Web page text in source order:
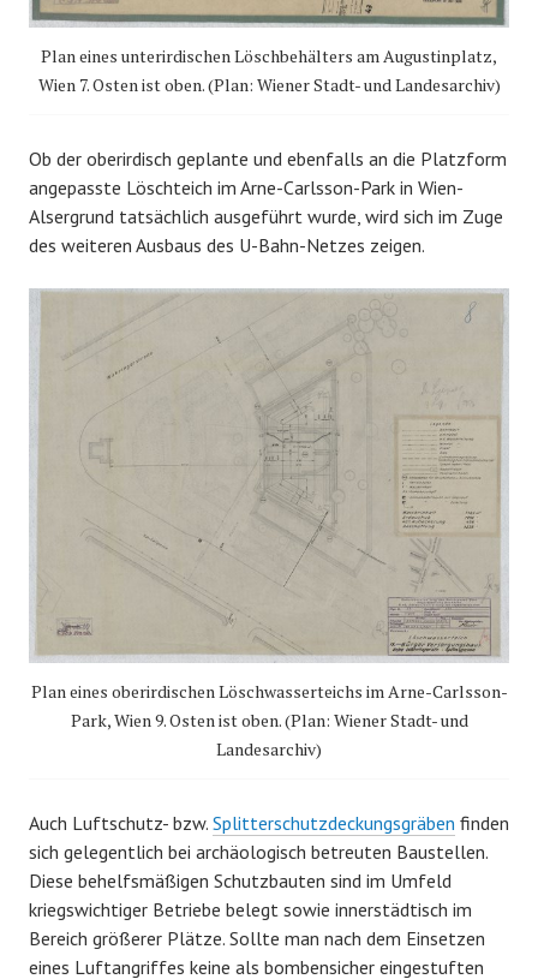
Plan eines unterirdischen Löschbehälters am Augustinplatz,
Wien 7. Osten ist oben. (Plan: Wiener Stadt- und Landesarchiv)
Ob der oberirdisch geplante und ebenfalls an die Platzform
angepasste Löschteich im Arne-Carlsson-Park in Wien-
Alsergrund tatsächlich ausgeführt wurde, wird sich im Zuge
des weiteren Ausbaus des U-Bahn-Netzes zeigen.
Plan eines oberirdischen Löschwasserteichs im Arne-Carlsson-
Park, Wien 9. Osten ist oben. (Plan: Wiener Stadt- und
Landesarchiv)
Auch Luftschutz- bzw. Splitterschutzdeckungsgräben finden
sich gelegentlich bei archäologisch betreuten Baustellen.
Diese behelfsmäßigen Schutzbauten sind im Umfeld
kriegswichtiger Betriebe belegt sowie innerstädtisch im
Bereich größerer Plätze. Sollte man nach dem Einsetzen
eines Luftangriffes keine als bombensicher eingestuften